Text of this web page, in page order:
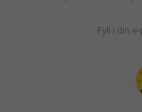
Fyll i din